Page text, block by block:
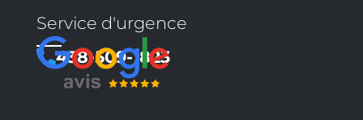
Service d'urgence
438-509-1823